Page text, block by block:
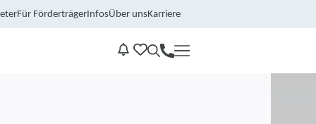
Für FörderträgerInfosÜber unsKarriere
Kontakt